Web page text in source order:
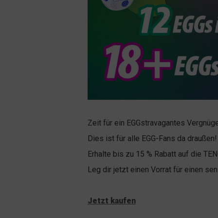
Zeit für ein EGGstravagantes
Dies ist für alle EGG-Fans da draußen!
Erhalte bis zu 15 % Rabatt auf die
Leg dir jetzt einen Vorrat für einen
Jetzt kaufen